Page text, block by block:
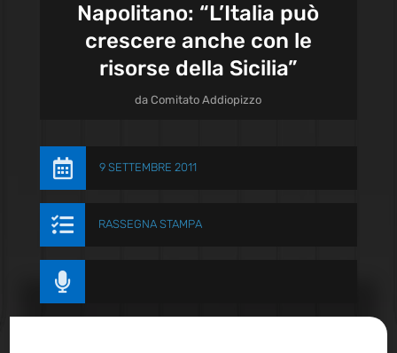
Napolitano: “L’Italia può
crescere anche con le
risorse della Sicilia”
daComitato Addiopizzo
 9 SETTEMBRE 2011
 RASSEGNA STAMPA
